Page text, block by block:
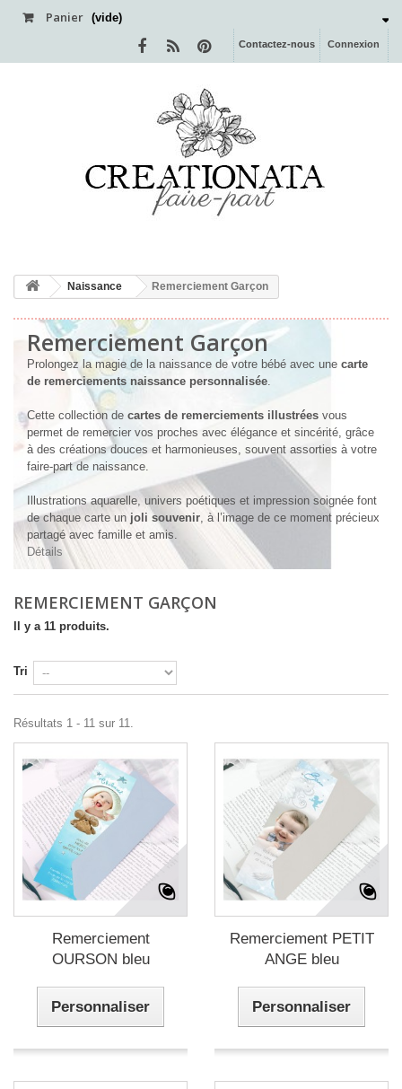
Panier (vide)
Connexion
Contactez-nous
Naissance Remerciement Garçon
Remerciement Garçon
Prolongez la magie de la naissance de votre bébé avec une carte
de remerciements naissance personnalisée.
Cette collection de cartes de remerciements illustrées vous
permet de remercier vos proches avec élégance et sincérité, grâce
à des créations douces et harmonieuses, souvent assorties à votre
faire-part de naissance.
Illustrations aquarelle, univers poétiques et impression soignée font
de chaque carte un joli souvenir, à l’image de ce moment précieux
partagé avec famille et amis.
Détails
REMERCIEMENT GARÇON
Il y a 11 produits.
Tri
Résultats 1 - 11 sur 11.
Remerciement
OURSON bleu
Personnaliser
Remerciement PETIT
ANGE bleu
Personnaliser